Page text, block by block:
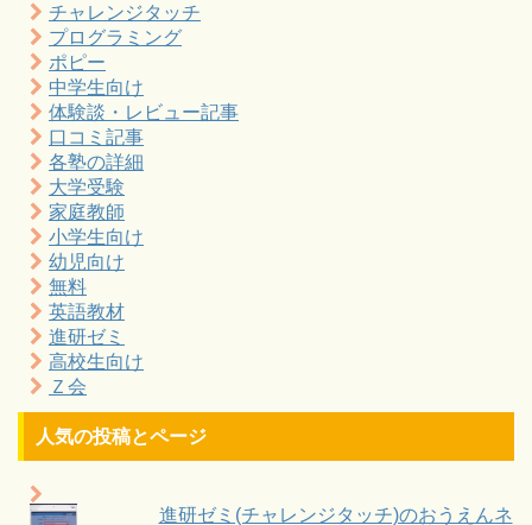
チャレンジタッチ
プログラミング
ポピー
中学生向け
体験談・レビュー記事
口コミ記事
各塾の詳細
大学受験
家庭教師
小学生向け
幼児向け
無料
英語教材
進研ゼミ
高校生向け
Ｚ会
人気の投稿とページ
進研ゼミ(チャレンジタッチ)のおうえんネ